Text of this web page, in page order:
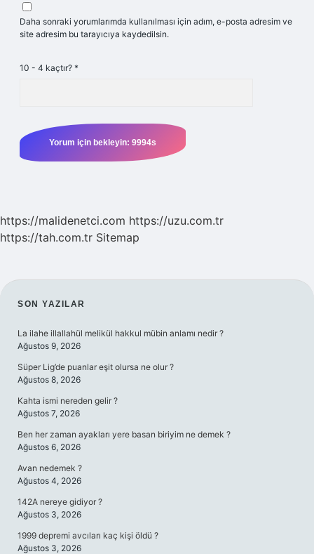
Daha sonraki yorumlarımda kullanılması için adım, e-posta adresim ve
site adresim bu tarayıcıya kaydedilsin.
10 - 4 kaçtır? *
https://malidenetci.com https://uzu.com.tr
https://tah.com.tr Sitemap
SIDEBAR
SON YAZILAR
La ilahe illallahül melikül hakkul mübin anlamı nedir ?
Ağustos 9, 2026
Süper Lig’de puanlar eşit olursa ne olur ?
Ağustos 8, 2026
Kahta ismi nereden gelir ?
Ağustos 7, 2026
Ben her zaman ayakları yere basan biriyim ne demek ?
Ağustos 6, 2026
Avan nedemek ?
Ağustos 4, 2026
142A nereye gidiyor ?
Ağustos 3, 2026
1999 depremi avcıları kaç kişi öldü ?
Ağustos 3, 2026